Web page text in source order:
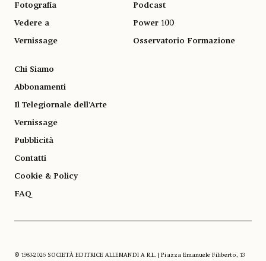
Fotografia
Vedere a
Vernissage
Podcast
Power 100
Osservatorio Formazione
Chi Siamo
Abbonamenti
Il Telegiornale dell'Arte
Vernissage
Pubblicità
Contatti
Cookie & Policy
FAQ
© 1983-2026 SOCIETÀ EDITRICE ALLEMANDI A R.L. | Piazza Emanuele Filiberto, 13